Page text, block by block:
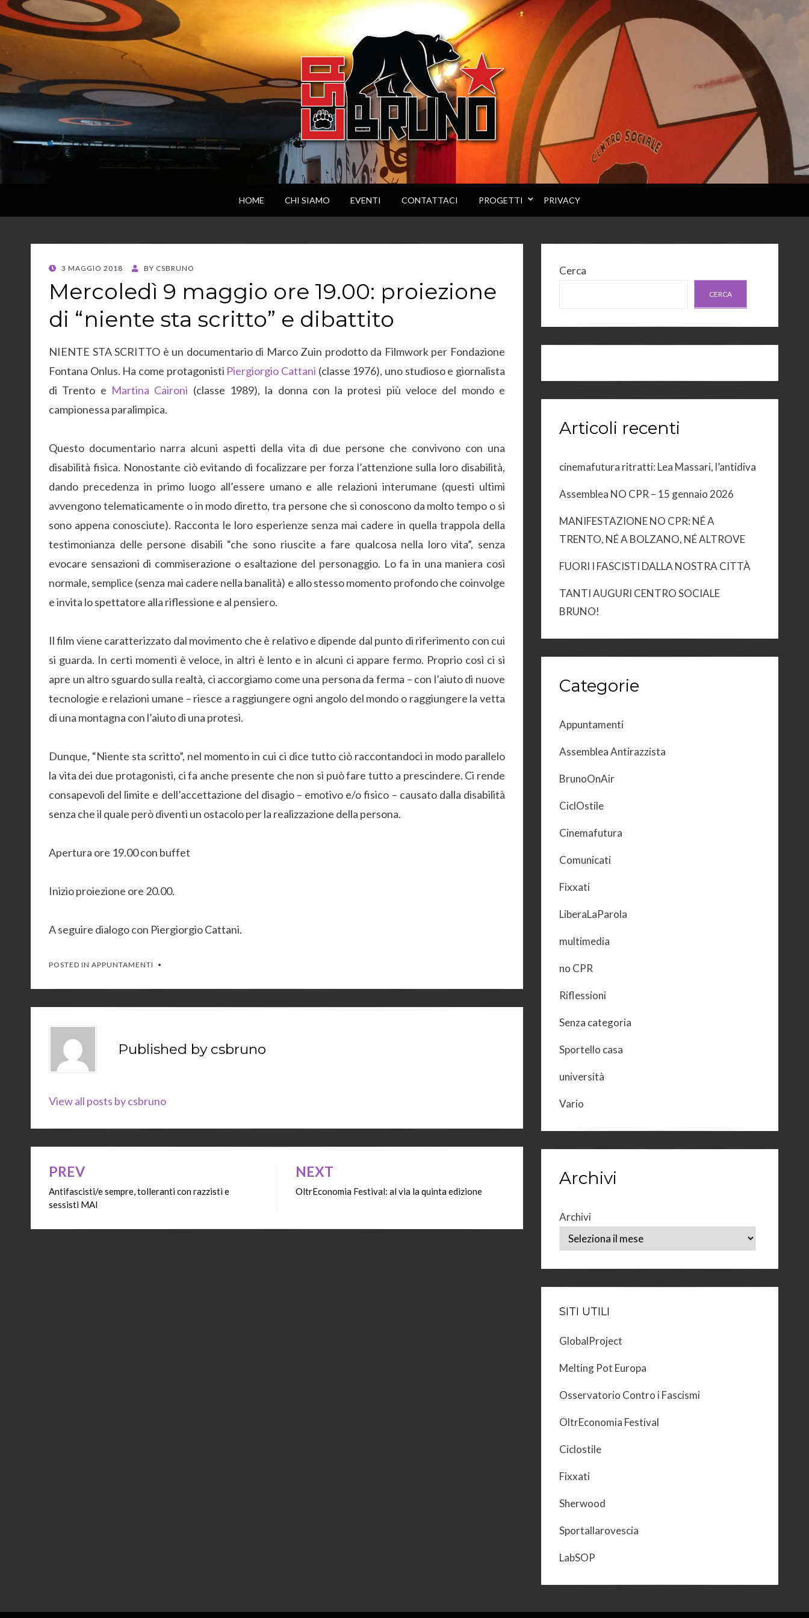
HOME CHI SIAMO EVENTI CONTATTACI PROGETTI PRIVACY
POSTED
3 MAGGIO 2018 BY CSBRUNO
Mercoledì 9 maggio ore 19.00: proiezione
di “niente sta scritto” e dibattito
NIENTE STA SCRITTO è un documentario di Marco Zuin prodotto da Filmwork per Fondazione
Fontana Onlus. Ha come protagonisti Piergiorgio Cattani (classe 1976), uno studioso e giornalista
di Trento e Martina Caironi (classe 1989), la donna con la protesi più veloce del mondo e
campionessa paralimpica.
Questo documentario narra alcuni aspetti della vita di due persone che convivono con una
disabilità fisica. Nonostante ciò evitando di focalizzare per forza l’attenzione sulla loro disabilità,
dando precedenza in primo luogo all’essere umano e alle relazioni interumane (questi ultimi
avvengono telematicamente o in modo diretto, tra persone che si conoscono da molto tempo o si
sono appena conosciute). Racconta le loro esperienze senza mai cadere in quella trappola della
testimonianza delle persone disabili “che sono riuscite a fare qualcosa nella loro vita”, senza
evocare sensazioni di commiserazione o esaltazione del personaggio. Lo fa in una maniera così
normale, semplice (senza mai cadere nella banalità) e allo stesso momento profondo che coinvolge
e invita lo spettatore alla riflessione e al pensiero.
Il film viene caratterizzato dal movimento che è relativo e dipende dal punto di riferimento con cui
si guarda. In certi momenti è veloce, in altri è lento e in alcuni ci appare fermo. Proprio così ci si
apre un altro sguardo sulla realtà, ci accorgiamo come una persona da ferma – con l’aiuto di nuove
tecnologie e relazioni umane – riesce a raggiungere ogni angolo del mondo o raggiungere la vetta
di una montagna con l’aiuto di una protesi.
Dunque, “Niente sta scritto”, nel momento in cui ci dice tutto ciò raccontandoci in modo parallelo
la vita dei due protagonisti, ci fa anche presente che non si può fare tutto a prescindere. Ci rende
consapevoli del limite e dell’accettazione del disagio – emotivo e/o fisico – causato dalla disabilità
senza che il quale però diventi un ostacolo per la realizzazione della persona.
Apertura ore 19.00 con buffet
Inizio proiezione ore 20.00.
A seguire dialogo con Piergiorgio Cattani.
POSTED IN APPUNTAMENTI
Published by csbruno
View all posts by csbruno
Navigazione
articoli
PREV
Antifascisti/e sempre, tolleranti con razzisti e
sessisti MAI
NEXT
OltrEconomia Festival: al via la quinta edizione
Cerca
CERCA
Articoli recenti
cinemafutura ritratti: Lea Massari, l’antidiva
Assemblea NO CPR – 15 gennaio 2026
MANIFESTAZIONE NO CPR: NÉ A
TRENTO, NÉ A BOLZANO, NÉ ALTROVE
FUORI I FASCISTI DALLA NOSTRA CITTÀ
TANTI AUGURI CENTRO SOCIALE
BRUNO!
Categorie
Appuntamenti
Assemblea Antirazzista
BrunoOnAir
CiclOstile
Cinemafutura
Comunicati
Fixxati
LiberaLaParola
multimedia
no CPR
Riflessioni
Senza categoria
Sportello casa
università
Vario
Archivi
Archivi
SITI UTILI
GlobalProject
Melting Pot Europa
Osservatorio Contro i Fascismi
OltrEconomia Festival
Ciclostile
Fixxati
Sherwood
Sportallarovescia
LabSOP